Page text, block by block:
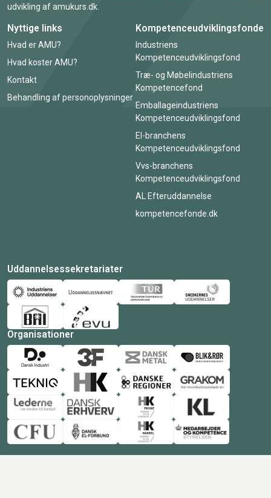
udvikling af amukurs.dk.
Nyttige links
Hvad er AMU?
Hvad koster AMU?
Kontakt
Behandling af personoplysninger
Kompetenceudviklingsfonde
Industriens
Kompetenceudviklingsfond
Træ- og Møbelindustriens
Kompetencefond
Emballageindustriens
Kompetenceudviklingsfond
El-branchens
Kompetenceudviklingsfond
Vvs-branchens
Kompetenceudviklingsfond
AL Efteruddannelse
kompetencefonde.dk
Uddannelsessekretariater
Organisationer